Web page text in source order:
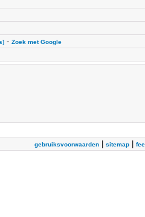
- Zoek met Google
gebruiksvoorwaarden| sitemap|